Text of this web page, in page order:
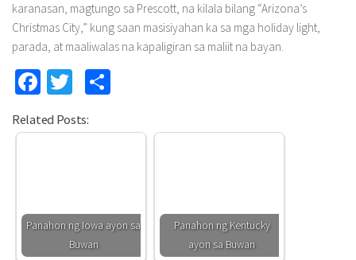
karanasan, magtungo sa Prescott, na kilala bilang “Arizona’s
Christmas City,” kung saan masisiyahan ka sa mga holiday light,
parada, at maaliwalas na kapaligiran sa maliit na bayan.
Facebook
Twitter
Related Posts:
Panahon ng Iowa ayon sa
Buwan
Panahon ng Kentucky
ayon sa Buwan